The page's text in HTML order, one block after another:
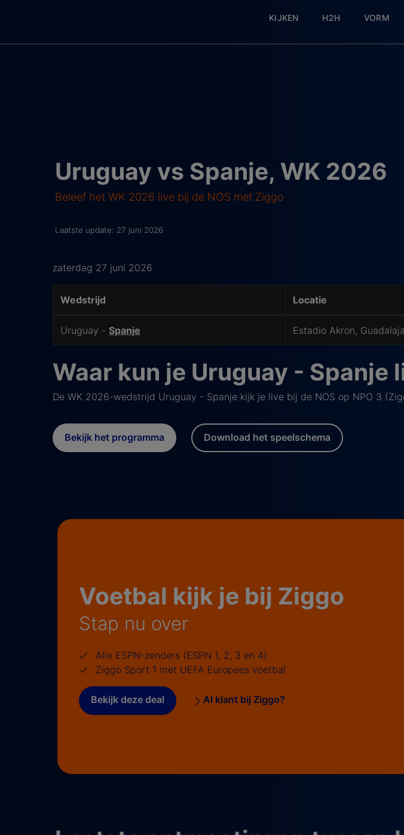
KIJKEN H2H VORM
Uruguay vs Spanje, WK 2026
Beleef het WK 2026 live bij de NOS met Ziggo
Laatste update: 27 juni 2026
zaterdag 27 juni 2026
Wedstrijd Locatie
Uruguay - Spanje Estadio Akron,
Waar kun je Uruguay - Spanje
De WK 2026-wedstrijd Uruguay - Spanje kijk je live bij de NOS op NPO 3
Bekijk het programma Download het speelschema
Voetbal kijk je bij Ziggo
Stap nu over
Alle ESPN-zenders (ESPN 1, 2, 3 en 4)
Ziggo Sport 1 met UEFA Europees voetbal
Bekijk deze deal Al klant bij Ziggo?